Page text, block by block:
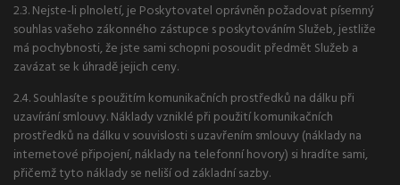
2.3. Nejste-li plnoletí, je Poskytovatel oprávněn požadovat písemný
souhlas vašeho zákonného zástupce s poskytováním Služeb, jestliže
má pochybnosti, že jste sami schopni posoudit předmět Služeb a
zavázat se k úhradě jejich ceny.
2.4. Souhlasíte s použitím komunikačních prostředků na dálku při
uzavírání smlouvy. Náklady vzniklé při použití komunikačních
prostředků na dálku v souvislosti s uzavřením smlouvy (náklady na
internetové připojení, náklady na telefonní hovory) si hradíte sami,
přičemž tyto náklady se neliší od základní sazby.